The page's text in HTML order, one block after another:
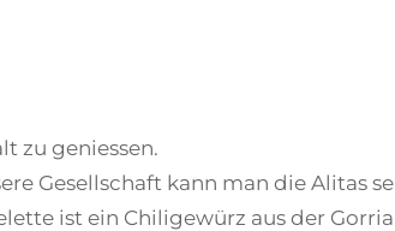
zu geniessen.
Gesellschaft kann man die Alitas
ist ein Chiligewürz aus der